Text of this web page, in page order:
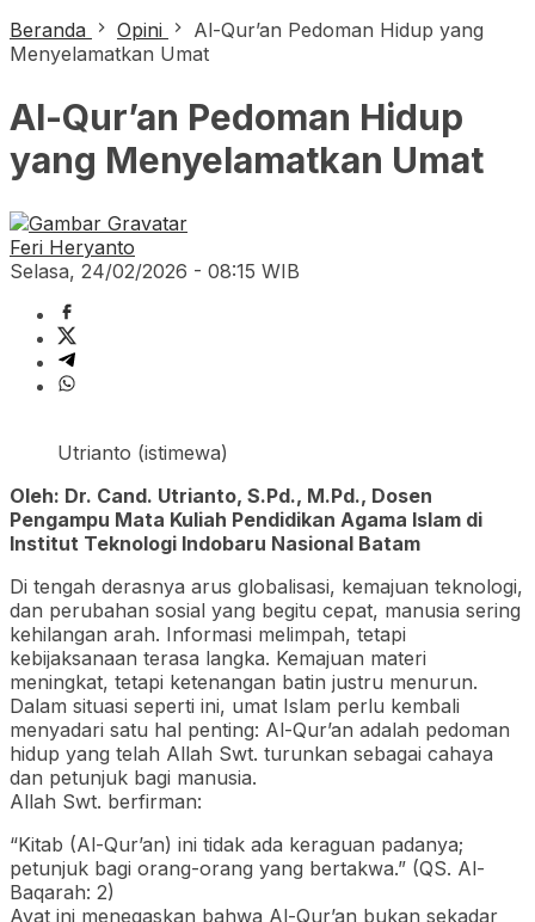
Beranda
Opini
Al-Qur’an Pedoman Hidup yang
Menyelamatkan Umat
Al-Qur’an Pedoman Hidup
yang Menyelamatkan Umat
Feri Heryanto
Selasa, 24/02/2026 - 08:15 WIB
Utrianto (istimewa)
Oleh: Dr. Cand. Utrianto, S.Pd., M.Pd., Dosen
Pengampu Mata Kuliah Pendidikan Agama Islam di
Institut Teknologi Indobaru Nasional Batam
Di tengah derasnya arus globalisasi, kemajuan teknologi,
dan perubahan sosial yang begitu cepat, manusia sering
kehilangan arah. Informasi melimpah, tetapi
kebijaksanaan terasa langka. Kemajuan materi
meningkat, tetapi ketenangan batin justru menurun.
Dalam situasi seperti ini, umat Islam perlu kembali
menyadari satu hal penting: Al-Qur’an adalah pedoman
hidup yang telah Allah Swt. turunkan sebagai cahaya
dan petunjuk bagi manusia.
Allah Swt. berfirman:
“Kitab (Al-Qur’an) ini tidak ada keraguan padanya;
petunjuk bagi orang-orang yang bertakwa.” (QS. Al-
Baqarah: 2)
Ayat ini menegaskan bahwa Al-Qur’an bukan sekadar